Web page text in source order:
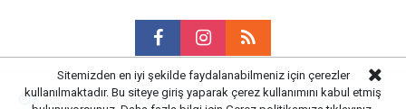
Haber Portalı Yazılımı
Sitemizden en iyi şekilde faydalanabilmeniz için çerezler
kullanılmaktadır. Bu siteye giriş yaparak çerez kullanımını kabul etmiş